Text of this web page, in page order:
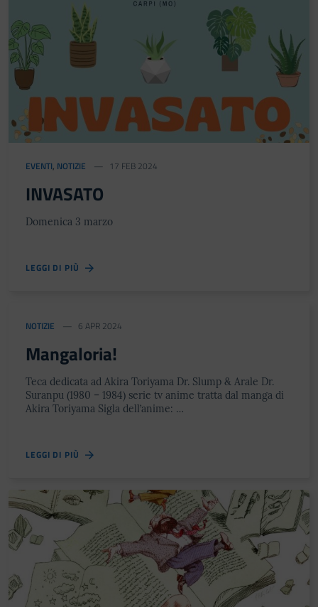
EVENTI, NOTIZIE 17 FEB 2024
INVASATO
Domenica 3 marzo
LEGGI DI PIÙ
NOTIZIE 6 APR 2024
Mangaloria!
Teca dedicata ad Akira Toriyama Dr. Slump & Arale Dr.
Suranpu (1980 – 1984) serie tv anime tratta dal manga di
Akira Toriyama Sigla dell’anime: …
LEGGI DI PIÙ